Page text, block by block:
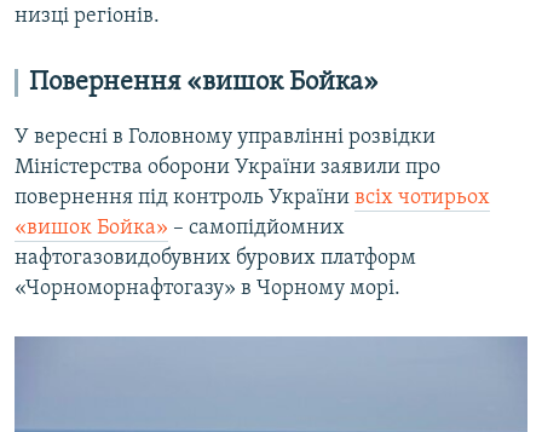
низці регіонів.
Повернення «вишок Бойка»
У вересні в Головному управлінні розвідки
Міністерства оборони України заявили про
повернення під контроль України всіх чотирьох
«вишок Бойка» – самопідйомних
нафтогазовидобувних бурових платформ
«Чорноморнафтогазу» в Чорному морі.